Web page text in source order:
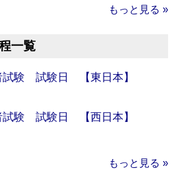
もっと見る »
一覧
験 試験日 【東日本】
験 試験日 【西日本】
もっと見る »